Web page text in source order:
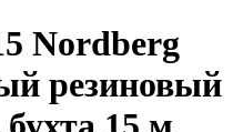
Nordberg
резиновый